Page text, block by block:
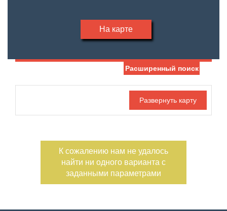
На карте
Жилая площадь
—
Площадь кухни
Тип участка
Санузел
Участок, сотки
—
Этажность
Расширенный поиск
К сожалению нам не удалось
найти ни одного варианта с
заданными параметрами